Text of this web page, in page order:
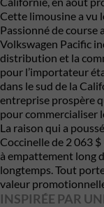
Cette limousine a vu
Passionné de
Volkswagen Pacific
distribution et la
pour l’importateur
dans le sud de la
entreprise prospère
pour commercialiser
La raison qui a
Coccinelle de 2 063
à empattement long
longtemps. Tout
valeur
INSPIRÉE PAR